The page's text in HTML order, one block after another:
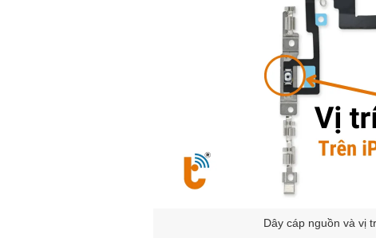
Dây cáp nguồn và vị